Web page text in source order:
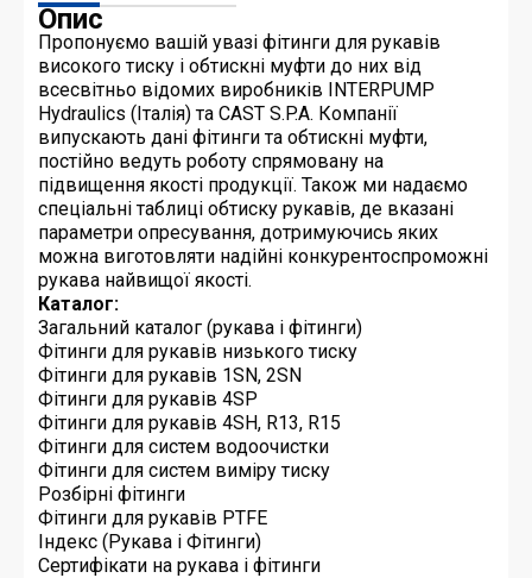
Опис
Пропонуємо вашій увазі фітинги для рукавів
високого тиску і обтискні муфти до них від
всесвітньо відомих виробників INTERPUMP
Hydraulics (Італія) та CAST S.P.A. Компанії
випускають дані фітинги та обтискні муфти,
постійно ведуть роботу спрямовану на
підвищення якості продукції. Також ми надаємо
спеціальні таблиці обтиску рукавів, де вказані
параметри опресування, дотримуючись яких
можна виготовляти надійні конкурентоспроможні
рукава найвищої якості.
Каталог:
Загальний каталог (рукава і фітинги)
Фітинги для рукавів низького тиску
Фітинги для рукавів 1SN, 2SN
Фітинги для рукавів 4SP
Фітинги для рукавів 4SH, R13, R15
Фітинги для систем водоочистки
Фітинги для систем виміру тиску
Розбірні фітинги
Фітинги для рукавів PTFE
Індекс (Рукава і Фітинги)
Сертифікати на рукава і фітинги